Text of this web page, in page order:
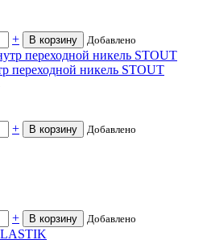
+ В корзину Добавлено
переходной никель STOUT
+ В корзину Добавлено
+ В корзину Добавлено